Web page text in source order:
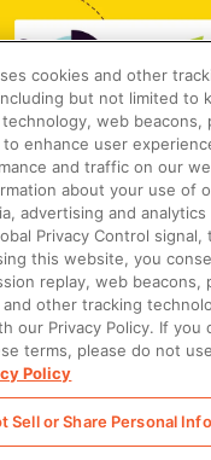
possible: How to
cookies and other
but not limited to
web beacons,
to enhance user
and traffic on our
about your use of
advertising and
Privacy Control signal,
this website, you
replay, web beacons,
and other tracking
our Privacy Policy. If you
terms, please do not
Policy
Sell or Share Personal